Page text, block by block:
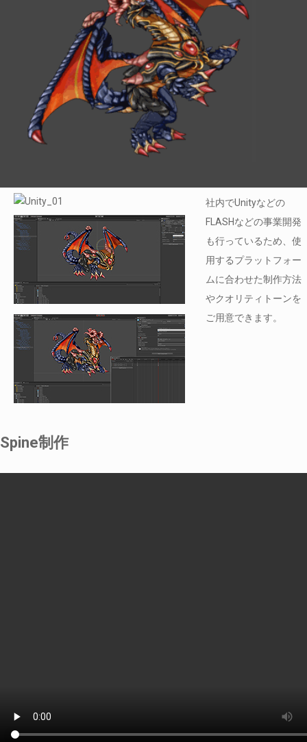
社内でUnityなどの
FLASHなどの事業開発
も行っているため、使
用するプラットフォー
ムに合わせた制作方法
やクオリティトーンを
ご用意できます。
Spine制作